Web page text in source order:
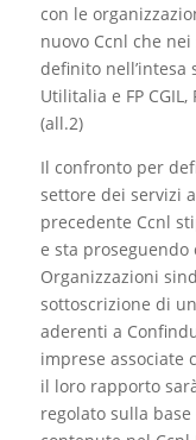
con le
nuovo Ccnl che
definito
Utilitalia e FP CGIL,
(all.2)
Il confronto per
settore dei servizi
precedente Ccnl
e sta
Organizzazioni
sottoscrizione di
aderenti a
imprese associate
il loro rapporto
regolato sulla